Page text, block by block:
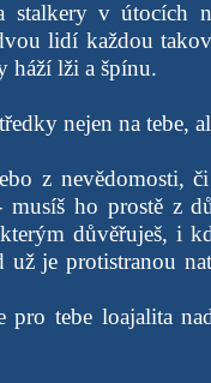
stalkery v
lidí každou
háží lži a špínu.
nejen na tebe,
z nevědomosti,
musíš ho prostě z
důvěřuješ, i
už je protistranou
pro tebe loajalita